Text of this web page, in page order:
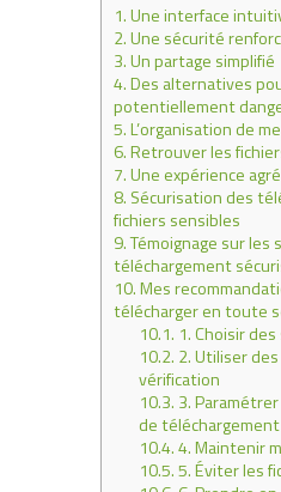
1.Une interface
2.Une sécurité
3.Un partage simplifié
4.Des alternatives
potentiellement
5.L’organisation de
6.Retrouver les
7.Une expérience
8. Sécurisation des
fichiers sensibles
9.Témoignage sur les
téléchargement
10.Mes
télécharger en toute
10.1. 1. Choisir
10.2. 2. Utiliser
vérification
10.3. 3.
de téléchargement
10.4.4. Maintenir
10.5.5. Éviter les